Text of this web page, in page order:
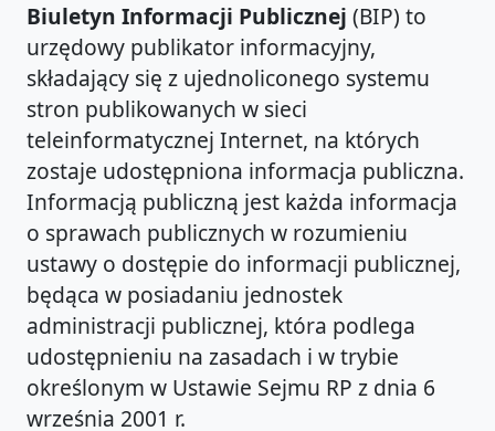
Biuletyn Informacji Publicznej (BIP) to
urzędowy publikator informacyjny,
składający się z ujednoliconego systemu
stron publikowanych w sieci
teleinformatycznej Internet, na których
zostaje udostępniona informacja publiczna.
Informacją publiczną jest każda informacja
o sprawach publicznych w rozumieniu
ustawy o dostępie do informacji publicznej,
będąca w posiadaniu jednostek
administracji publicznej, która podlega
udostępnieniu na zasadach i w trybie
określonym w Ustawie Sejmu RP z dnia 6
września 2001 r.